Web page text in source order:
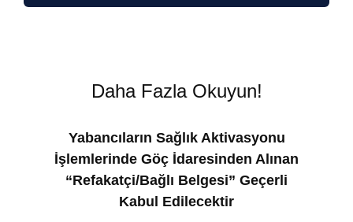
Daha Fazla Okuyun!
Yabancıların Sağlık Aktivasyonu
İşlemlerinde Göç İdaresinden Alınan
“Refakatçi/Bağlı Belgesi” Geçerli
Kabul Edilecektir